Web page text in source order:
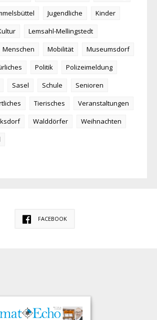
Jugendliche
Kinder
Lemsahl-Mellingstedt
Menschen Mobilität
Museumsdorf
Politik
Polizeimeldung
Sasel Schule
Senioren
Tierisches
Veranstaltungen
Walddörfer
Weihnachten
FACEBOOK